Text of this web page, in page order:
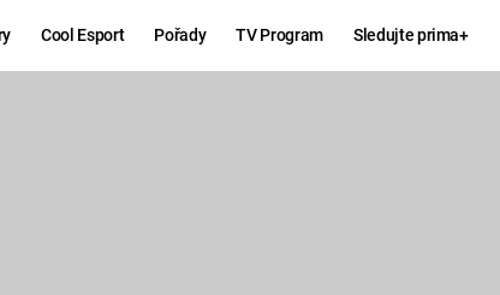
Cool Esport Pořady TV Program Sledujte prima+